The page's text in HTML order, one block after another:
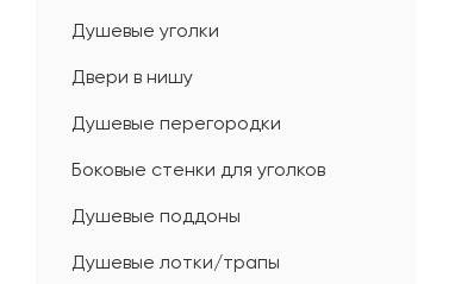
Душевые уголки
Двери в нишу
Душевые перегородки
Боковые стенки для уголков
Душевые поддоны
Душевые лотки/трапы